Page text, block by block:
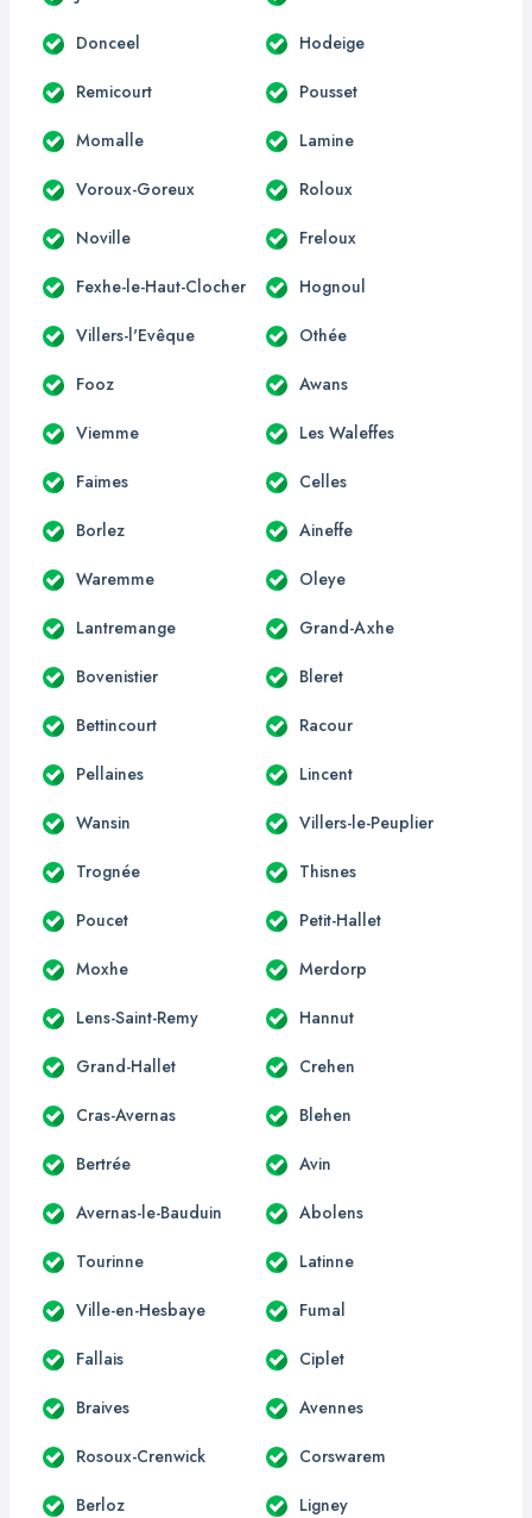
Donceel Hodeige
Remicourt Pousset
Momalle Lamine
Voroux-Goreux Roloux
Noville Freloux
Fexhe-le-Haut-Clocher Hognoul
Villers-l'Evêque Othée
Fooz Awans
Viemme Les Waleffes
Faimes Celles
Borlez Aineffe
Waremme Oleye
Lantremange Grand-Axhe
Bovenistier Bleret
Bettincourt Racour
Pellaines Lincent
Wansin Villers-le-Peuplier
Trognée Thisnes
Poucet Petit-Hallet
Moxhe Merdorp
Lens-Saint-Remy Hannut
Grand-Hallet Crehen
Cras-Avernas Blehen
Bertrée Avin
Avernas-le-Bauduin Abolens
Tourinne Latinne
Ville-en-Hesbaye Fumal
Fallais Ciplet
Braives Avennes
Rosoux-Crenwick Corswarem
Berloz Ligney